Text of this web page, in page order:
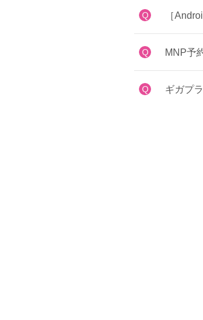
Q ［
Q MNP予
Q ギガプ